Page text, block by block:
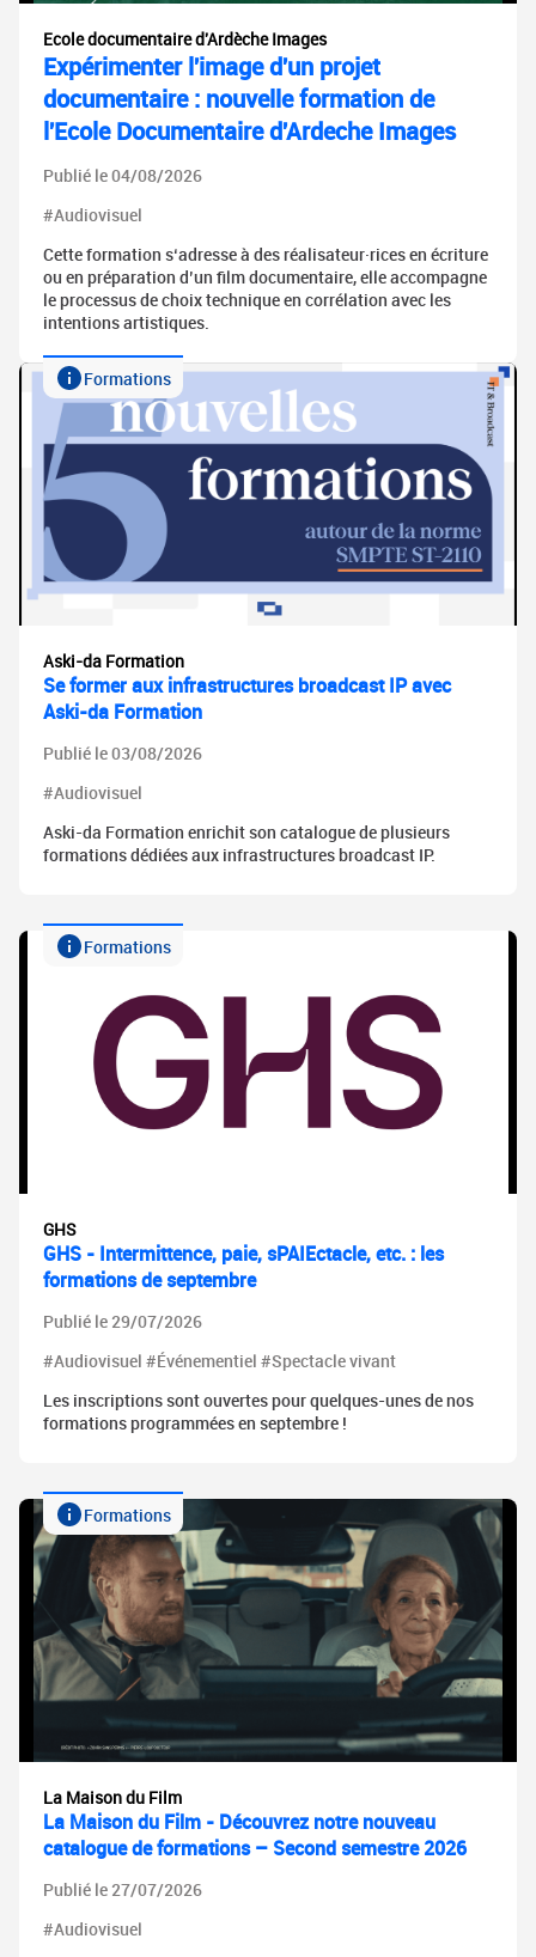
Ecole documentaire d'Ardèche Images
Expérimenter l'image d'un projet
documentaire : nouvelle formation de
l'Ecole Documentaire d'Ardeche Images
Publié le 04/08/2026
#Audiovisuel
Cette formation s‘adresse à des réalisateur·rices en écriture
ou en préparation d’un film documentaire, elle accompagne
le processus de choix technique en corrélation avec les
intentions artistiques.
Formations
Aski-da Formation
Se former aux infrastructures broadcast IP avec
Aski-da Formation
Publié le 03/08/2026
#Audiovisuel
Aski-da Formation enrichit son catalogue de plusieurs
formations dédiées aux infrastructures broadcast IP.
Formations
GHS
GHS - Intermittence, paie, sPAIEctacle, etc. : les
formations de septembre
Publié le 29/07/2026
#Audiovisuel #Événementiel #Spectacle vivant
Les inscriptions sont ouvertes pour quelques-unes de nos
formations programmées en septembre !
Formations
La Maison du Film
La Maison du Film - Découvrez notre nouveau
catalogue de formations – Second semestre 2026
Publié le 27/07/2026
#Audiovisuel